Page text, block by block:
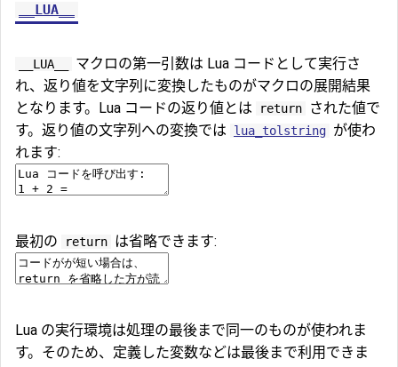
__LUA__
__LUA__
マクロの第一引数は Lua コードとして実行さ
れ、返り値を文字列に変換したものがマクロの展開結果
となります。Lua コードの返り値とは
return
された値で
す。返り値の文字列への変換では
lua_tolstring が使わ
れます:
最初の return は省略できます:
Lua の実行環境は処理の最後まで同一のものが使われま
す。そのため、定義した変数などは最後まで利用できま